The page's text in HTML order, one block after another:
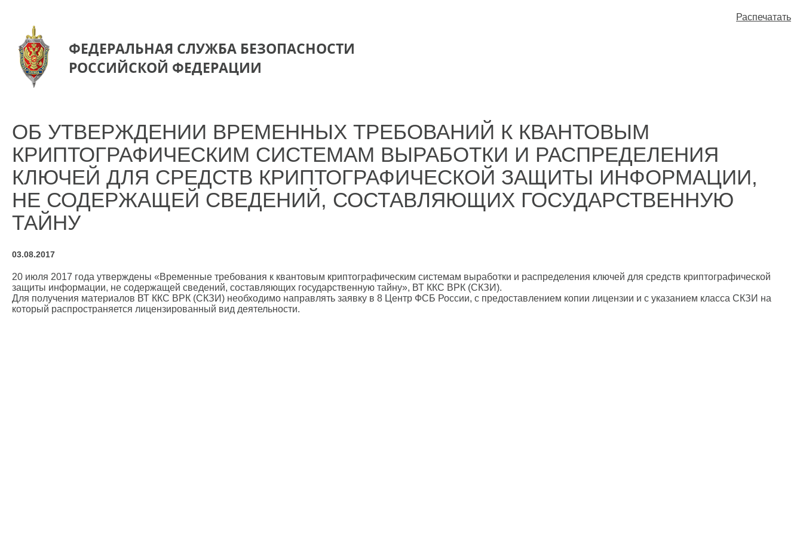
ФЕДЕРАЛЬНАЯ СЛУЖБА БЕЗОПАСНОСТИ
РОССИЙСКОЙ ФЕДЕРАЦИИ
Распечатать
ОБ УТВЕРЖДЕНИИ ВРЕМЕННЫХ ТРЕБОВАНИЙ К КВАНТОВЫМ
КРИПТОГРАФИЧЕСКИМ СИСТЕМАМ ВЫРАБОТКИ И РАСПРЕДЕЛЕНИЯ
КЛЮЧЕЙ ДЛЯ СРЕДСТВ КРИПТОГРАФИЧЕСКОЙ ЗАЩИТЫ ИНФОРМАЦИИ,
НЕ СОДЕРЖАЩЕЙ СВЕДЕНИЙ, СОСТАВЛЯЮЩИХ ГОСУДАРСТВЕННУЮ
ТАЙНУ
03.08.2017
20 июля 2017 года утверждены «Временные требования к квантовым криптографическим системам выработки и распределения ключей для средств криптографической
защиты информации, не содержащей сведений, составляющих государственную тайну», ВТ ККС ВРК (СКЗИ).
Для получения материалов ВТ ККС ВРК (СКЗИ) необходимо направлять заявку в 8 Центр ФСБ России, с предоставлением копии лицензии и с указанием класса СКЗИ на
который распространяется лицензированный вид деятельности.